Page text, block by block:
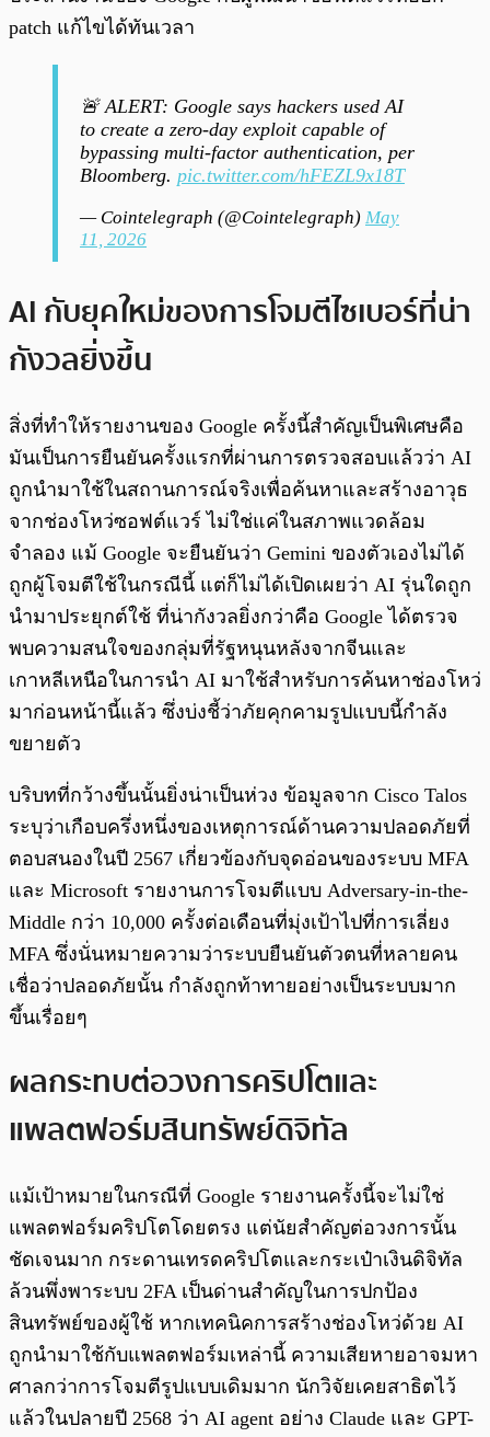
patch แก้ไขได้ทันเวลา
🚨 ALERT: Google says hackers used AI
to create a zero-day exploit capable of
bypassing multi-factor authentication, per
Bloomberg. pic.twitter.com/hFEZL9x18T
— Cointelegraph (@Cointelegraph) May
11, 2026
AI กับยุคใหม่ของการโจมตีไซเบอร์ที่น่า
กังวลยิ่งขึ้น
สิ่งที่ทำให้รายงานของ Google ครั้งนี้สำคัญเป็นพิเศษคือ
มันเป็นการยืนยันครั้งแรกที่ผ่านการตรวจสอบแล้วว่า AI
ถูกนำมาใช้ในสถานการณ์จริงเพื่อค้นหาและสร้างอาวุธ
จากช่องโหว่ซอฟต์แวร์ ไม่ใช่แค่ในสภาพแวดล้อม
จำลอง แม้ Google จะยืนยันว่า Gemini ของตัวเองไม่ได้
ถูกผู้โจมตีใช้ในกรณีนี้ แต่ก็ไม่ได้เปิดเผยว่า AI รุ่นใดถูก
นำมาประยุกต์ใช้ ที่น่ากังวลยิ่งกว่าคือ Google ได้ตรวจ
พบความสนใจของกลุ่มที่รัฐหนุนหลังจากจีนและ
เกาหลีเหนือในการนำ AI มาใช้สำหรับการค้นหาช่องโหว่
มาก่อนหน้านี้แล้ว ซึ่งบ่งชี้ว่าภัยคุกคามรูปแบบนี้กำลัง
ขยายตัว
บริบทที่กว้างขึ้นนั้นยิ่งน่าเป็นห่วง ข้อมูลจาก Cisco Talos
ระบุว่าเกือบครึ่งหนึ่งของเหตุการณ์ด้านความปลอดภัยที่
ตอบสนองในปี 2567 เกี่ยวข้องกับจุดอ่อนของระบบ MFA
และ Microsoft รายงานการโจมตีแบบ Adversary-in-the-
Middle กว่า 10,000 ครั้งต่อเดือนที่มุ่งเป้าไปที่การเลี่ยง
MFA ซึ่งนั่นหมายความว่าระบบยืนยันตัวตนที่หลายคน
เชื่อว่าปลอดภัยนั้น กำลังถูกท้าทายอย่างเป็นระบบมาก
ขึ้นเรื่อยๆ
ผลกระทบต่อวงการคริปโตและ
แพลตฟอร์มสินทรัพย์ดิจิทัล
แม้เป้าหมายในกรณีที่ Google รายงานครั้งนี้จะไม่ใช่
แพลตฟอร์มคริปโตโดยตรง แต่นัยสำคัญต่อวงการนั้น
ชัดเจนมาก กระดานเทรดคริปโตและกระเป๋าเงินดิจิทัล
ล้วนพึ่งพาระบบ 2FA เป็นด่านสำคัญในการปกป้อง
สินทรัพย์ของผู้ใช้ หากเทคนิคการสร้างช่องโหว่ด้วย AI
ถูกนำมาใช้กับแพลตฟอร์มเหล่านี้ ความเสียหายอาจมหา
ศาลกว่าการโจมตีรูปแบบเดิมมาก นักวิจัยเคยสาธิตไว้
แล้วในปลายปี 2568 ว่า AI agent อย่าง Claude และ GPT-